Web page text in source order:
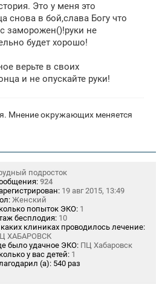
Это у меня это
снова в бой,слава Богу что
заморожен()!руки не
будет хорошо!
верьте в своих
и не опускайте руки!
Мнение окружающих меняется
подросток
924
19 авг 2015, 13:49
Женский
попыток ЭКО: 1
бесплодия: 10
клиниках проводилось лечение:
ХАБАРОВСК
было удачное ЭКО: ПЦ Хабаровск
у вас детей: 1
(а): 540 раз